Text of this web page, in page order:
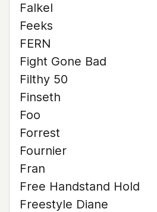
Falkel
Feeks
FERN
Fight Gone Bad
Filthy 50
Finseth
Foo
Forrest
Fournier
Fran
Free Handstand Hold
Freestyle Diane